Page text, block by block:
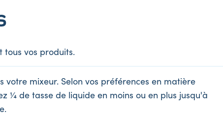
tous vos produits.
votre mixeur. Selon vos préférences en matière
¼ de tasse de liquide en moins ou en plus jusqu'à